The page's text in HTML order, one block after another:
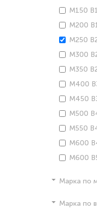
М150
М200
М250
М300
М350
М400
М450
М500
М550
М600
М600
Марка по
Марка по